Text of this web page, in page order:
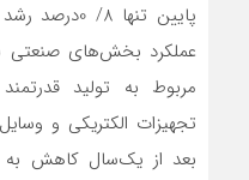
پایین تنها
عملکرد بخش‌‌‌های صنعتی
مربوط به تولید قدرتمند
تجهیزات الکتریکی و
بعد از یک‌سال کاهش به